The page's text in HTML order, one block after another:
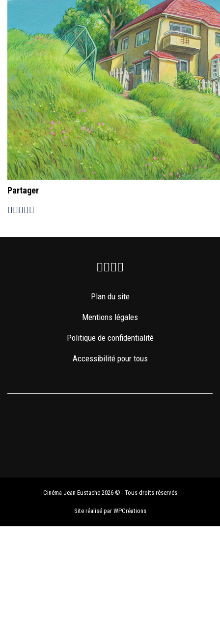
Partager
Facebook
Instagram
Youtube
Plan du site
Mentions légales
Politique de confidentialité
Accessibilité pour tous
Cinéma Jean Eustache 2026 © - Tous droits réservés
Site réalisé par WPCréations